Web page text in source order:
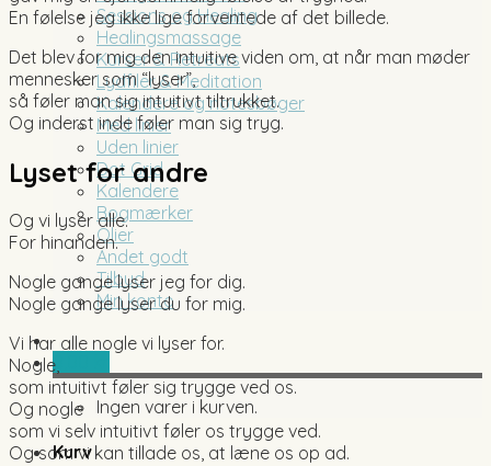
Sessions og Healing
Healingsmassage
Kurser & Retreats
Lydfiler & Meditation
Kalendere og notesbøger
Med linier
Uden linier
Dot Grid
Kalendere
Bogmærker
Olier
Andet godt
Tilbud
Min konto
0,00
Ingen varer i kurven.
Kurv
En følelse jeg ikke lige forventede af det billede.
Det blev for mig den intuitive viden om, at når man møder
mennesker som “lyser”,
så føler man sig intuitivt tiltrukket.
Og inderst inde føler man sig tryg.
Lyset for andre
Og vi lyser alle.
For hinanden.
Nogle gange lyser jeg for dig.
Nogle gange lyser du for mig.
Vi har alle nogle vi lyser for.
Nogle,
som intuitivt føler sig trygge ved os.
Og nogle
som vi selv intuitivt føler os trygge ved.
Og som vi kan tillade os, at læne os op ad.